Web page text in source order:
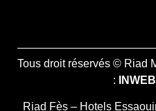
Tous droit réservés © Riad
:
Riad Fès – Hotels